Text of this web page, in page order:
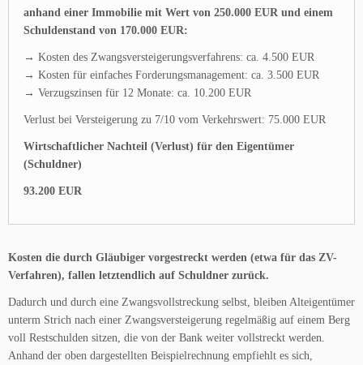
anhand einer Immobilie mit Wert von 250.000 EUR und einem
Schuldenstand von 170.000 EUR:
→ Kosten des Zwangsversteigerungsverfahrens: ca. 4.500 EUR
→ Kosten für einfaches Forderungsmanagement: ca. 3.500 EUR
→ Verzugszinsen für 12 Monate: ca. 10.200 EUR
Verlust bei Versteigerung zu 7/10 vom Verkehrswert: 75.000 EUR
Wirtschaftlicher Nachteil (Verlust) für den Eigentümer
(Schuldner)
93.200 EUR
Kosten die durch Gläubiger vorgestreckt werden (etwa für das ZV-
Verfahren), fallen letztendlich auf Schuldner zurück.
Dadurch und durch eine Zwangsvollstreckung selbst, bleiben Alteigentümer
unterm Strich nach einer Zwangsversteigerung regelmäßig auf einem Berg
voll Restschulden sitzen, die von der Bank weiter vollstreckt werden.
Anhand der oben dargestellten Beispielrechnung empfiehlt es sich,